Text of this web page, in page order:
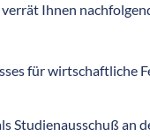
Ihnen
für wirtschaftliche
Studienausschuß an